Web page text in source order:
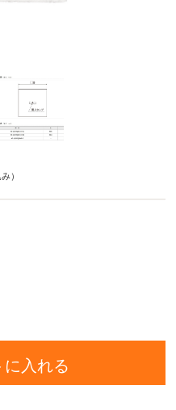
）
に入れる